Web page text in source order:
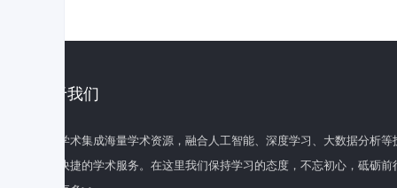
关于我们
百度学术集成海量学术资源，融合人工智能、深度学习、大数据分析
全面快捷的学术服务。在这里我们保持学习的态度，不忘初心，砥砺前